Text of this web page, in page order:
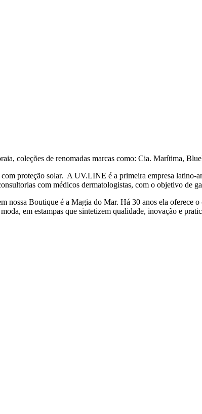
coleções de renomadas marcas como: Cia. Marítima,
proteção solar. A UV.LINE é a primeira empresa latino-
com médicos dermatologistas, com o objetivo de
nossa Boutique é a Magia do Mar. Há 30 anos ela oferece
em estampas que sintetizem qualidade, inovação e